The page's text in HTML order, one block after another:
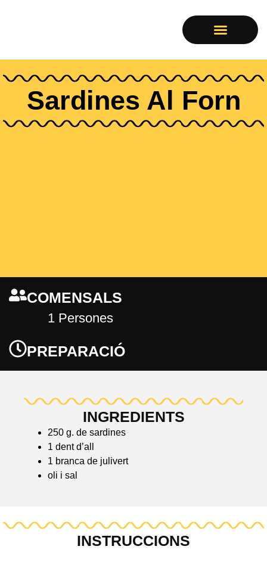
Sardines Al Forn
COMENSALS
1 Persones
PREPARACIÓ
INGREDIENTS
250 g. de sardines
1 dent d’all
1 branca de julivert
oli i sal
INSTRUCCIONS